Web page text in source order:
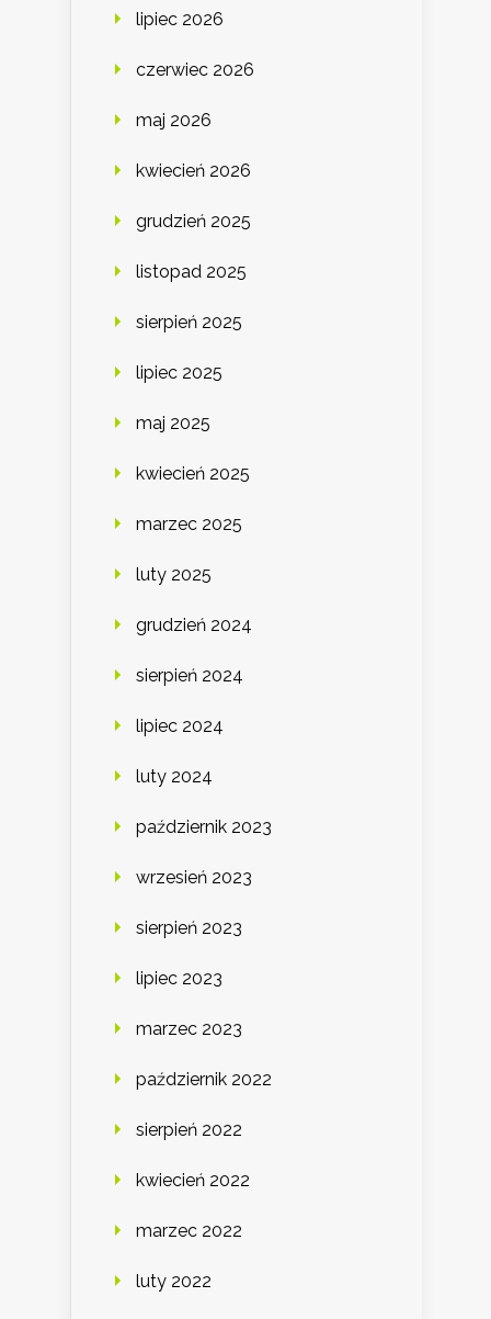
lipiec 2026
czerwiec 2026
maj 2026
kwiecień 2026
grudzień 2025
listopad 2025
sierpień 2025
lipiec 2025
maj 2025
kwiecień 2025
marzec 2025
luty 2025
grudzień 2024
sierpień 2024
lipiec 2024
luty 2024
październik 2023
wrzesień 2023
sierpień 2023
lipiec 2023
marzec 2023
październik 2022
sierpień 2022
kwiecień 2022
marzec 2022
luty 2022